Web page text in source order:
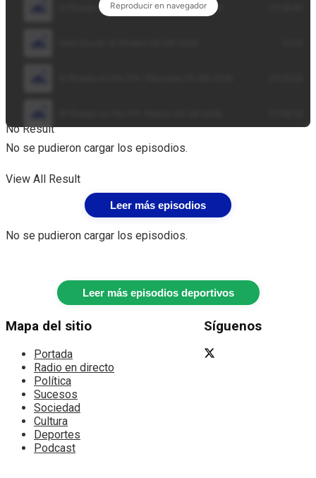
No Result
View All Result
No se pudieron cargar los episodios.
Leer más episodios
No se pudieron cargar los episodios.
Leer más episodios deportivos
Mapa del sitio
Portada
Radio en directo
Política
Sucesos
Sociedad
Cultura
Deportes
Podcast
Síguenos